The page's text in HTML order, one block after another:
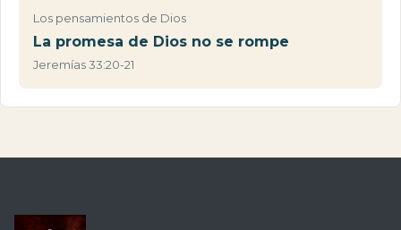
Los pensamientos de Dios
La promesa de Dios no se rompe
Jeremías 33:20-21